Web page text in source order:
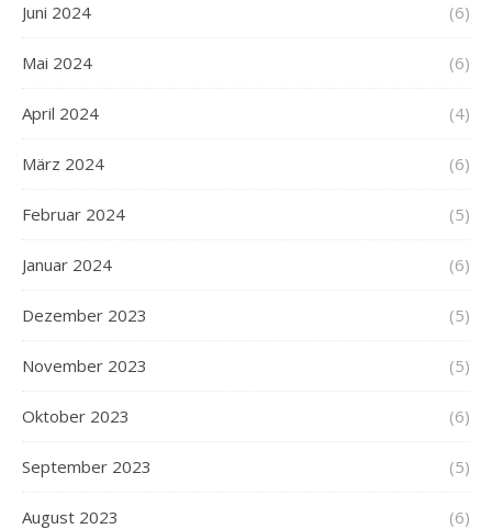
Juni 2024 (6)
Mai 2024 (6)
April 2024 (4)
März 2024 (6)
Februar 2024 (5)
Januar 2024 (6)
Dezember 2023 (5)
November 2023 (5)
Oktober 2023 (6)
September 2023 (5)
August 2023 (6)